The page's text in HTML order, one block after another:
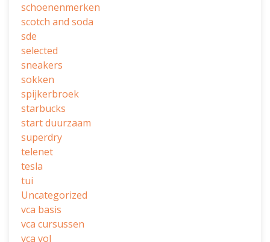
schoenenmerken
scotch and soda
sde
selected
sneakers
sokken
spijkerbroek
starbucks
start duurzaam
superdry
telenet
tesla
tui
Uncategorized
vca basis
vca cursussen
vca vol